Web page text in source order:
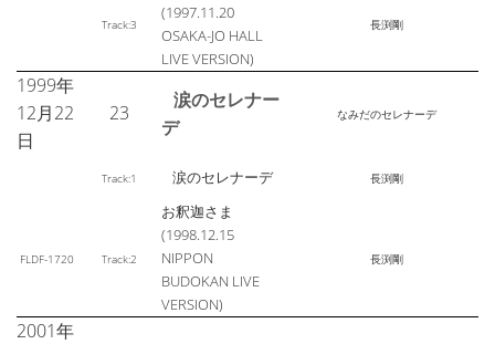
Track:3
(1997.11.20
OSAKA-JO HALL
LIVE VERSION)
長渕剛
1999年
12月22
日
23
涙のセレナー
デ
なみだのセレナーデ
Track:1 涙のセレナーデ 長渕剛
FLDF-1720 Track:2
お釈迦さま
(1998.12.15
NIPPON
BUDOKAN LIVE
VERSION)
長渕剛
2001年